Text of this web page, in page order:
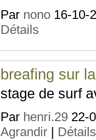
Par nono 16-10-
Détails
breafing sur
stage de surf
Par henri.29 22-
Agrandir | Détails